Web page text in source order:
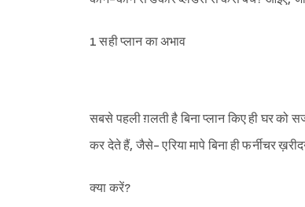
1 सही प्लान का अभाव
सबसे पहली ग़लती है बिना प्लान किए ही घर को
कर देते हैं, जैसे- एरिया मापे बिना ही फर्नीचर
क्या करें?